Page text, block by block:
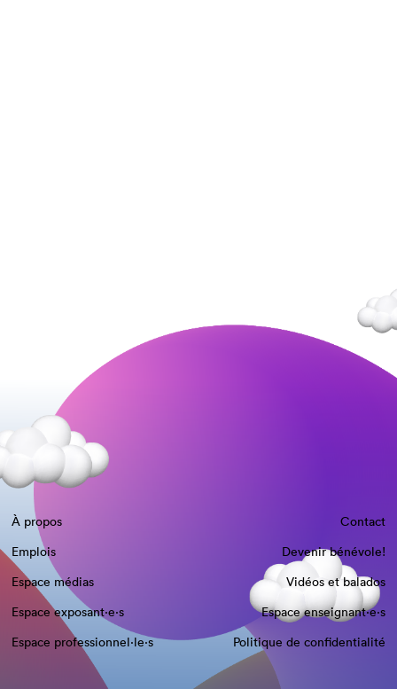
À propos
Contact
Emplois
Devenir bénévole!
Espace médias
Vidéos et balados
Espace exposant·e⋅s
Espace enseignant·e⋅s
Espace professionnel·le⋅s
Politique de confidentialité